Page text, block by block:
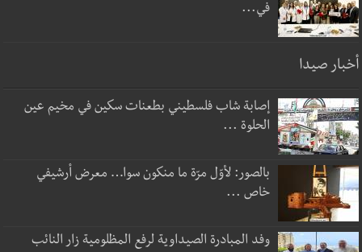
في...
أخبار صيدا
إصابة شاب فلسطيني بطعنات سكين في مخيم عين
الحلوة ...
بالصور: لأوّل مرّة ما منكون سوا… معرض أرشيفي
خاص ...
وفد المبادرة الصيداوية لرفع المظلومية زار النائب